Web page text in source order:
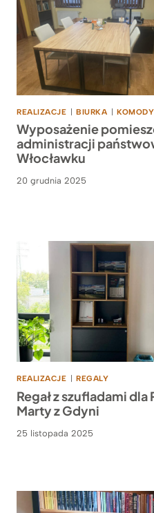
REALIZACJE | BIURKA | KOMODY
Wyposażenie
administracji
Włocławku
20 grudnia 2025
REALIZACJE REGALY
Regał z szufladami dla
Marty z Gdyni
25 listopada 2025